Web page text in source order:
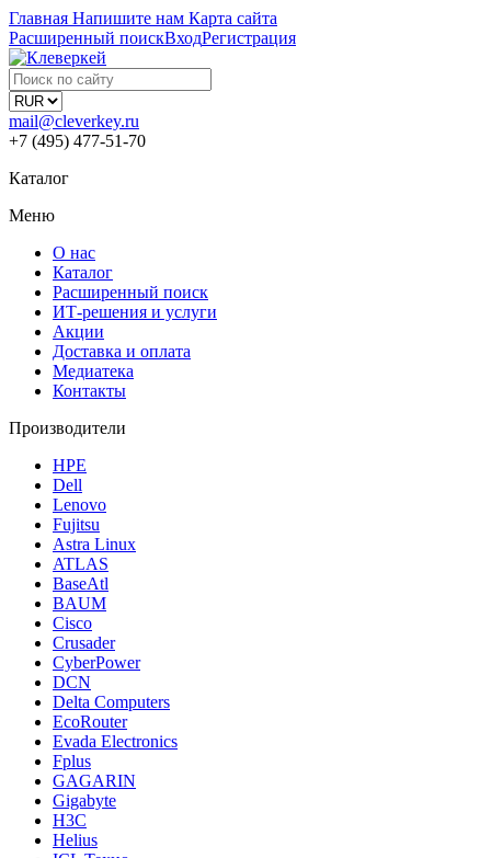
Главная Напишите нам Карта сайта
Расширенный поискВходРегистрация
mail@cleverkey.ru
+7 (495) 477-51-70
Каталог
Меню
О нас
Каталог
Расширенный поиск
ИТ-решения и услуги
Акции
Доставка и оплата
Медиатека
Контакты
Производители
HPE
Dell
Lenovo
Fujitsu
Astra Linux
ATLAS
BaseAtl
BAUM
Cisco
Crusader
CyberPower
DCN
Delta Computers
EcoRouter
Evada Electronics
Fplus
GAGARIN
Gigabyte
H3C
Helius